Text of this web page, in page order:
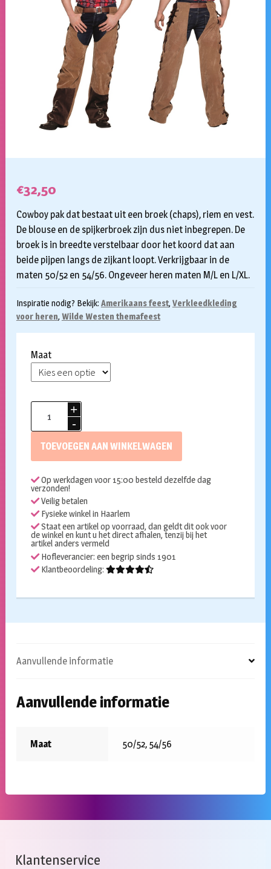
€32,50
Cowboy pak dat bestaat uit een broek (chaps), riem en vest.
De blouse en de spijkerbroek zijn dus niet inbegrepen. De
broek is in breedte verstelbaar door het koord dat aan
beide pijpen langs de zijkant loopt. Verkrijgbaar in de
maten 50/52 en 54/56. Ongeveer heren maten M/L en L/XL.
Inspiratie nodig? Bekijk: Amerikaans feest, Verkleedkleding
voor heren, Wilde Westen themafeest
Maat
kostuum
TOEVOEGEN AAN WINKELWAGEN
Op werkdagen voor 15:00 besteld dezelfde dag
verzonden!
Veilig betalen
Fysieke winkel in Haarlem
Staat een artikel op voorraad, dan geldt dit ook voor
de winkel en kunt u het direct afhalen, tenzij bij het
artikel anders vermeld
Hofleverancier: een begrip sinds 1901
Klantbeoordeling:
Aanvullende informatie
Aanvullende informatie
Maat 50/52, 54/56
Klantenservice